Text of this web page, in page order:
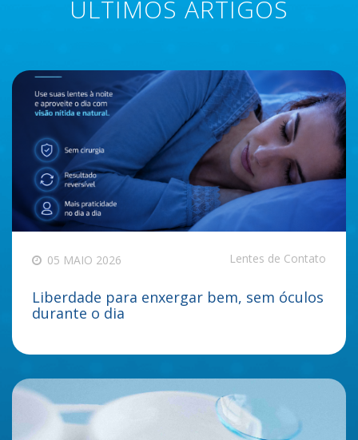
ÚLTIMOS ARTIGOS
05 MAIO 2026 Lentes de Contato
Liberdade para enxergar bem, sem óculos
durante o dia